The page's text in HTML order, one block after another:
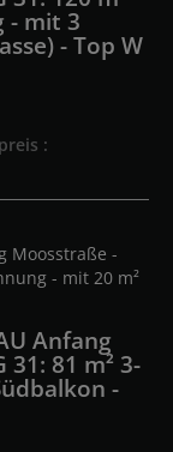
- mit 3
- Top W
Anfang
31: 81 m² 3-
-